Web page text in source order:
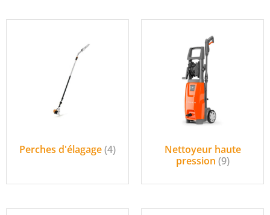
Perches d'élagage(4)
Nettoyeur haute
pression (9)